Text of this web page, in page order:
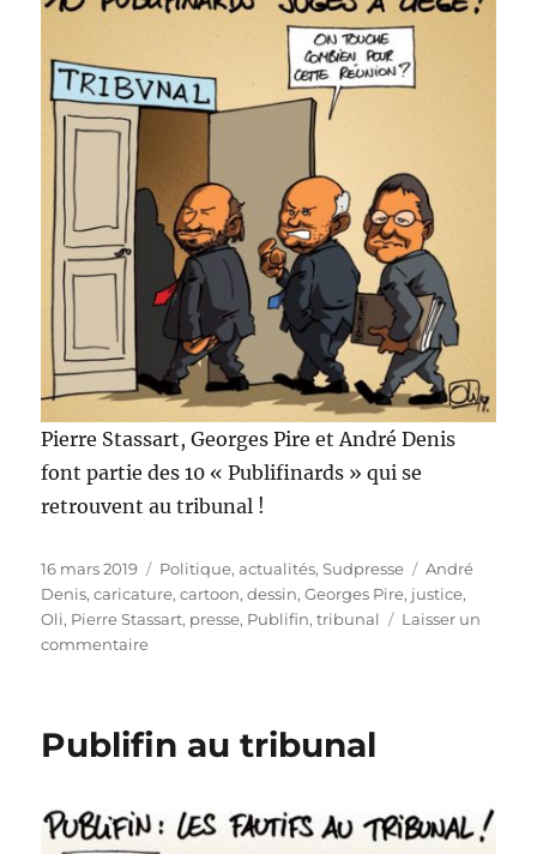
Pierre Stassart, Georges Pire et André Denis
font partie des 10 « Publifinards » qui se
retrouvent au tribunal !
Publié
le
16 mars 2019 Catégories
Politique, actualités,Sudpresse Étiquettes
André
Denis,caricature,cartoon,dessin,Georges Pire, justice,
Oli, Pierre Stassart, presse, Publifin,tribunal
Laisser un
commentairesur
Publifin au tribunal